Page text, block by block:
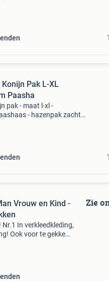
Pak L-XL
Paasha
pak - maat l-xl -
- hazenpak zacht
Vrouw en Kind -
In verkleedkleding,
Ook voor te gekke
Zie